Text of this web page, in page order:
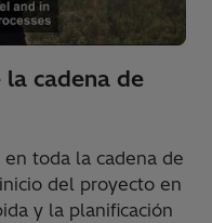
cadena de
toda la cadena de
del proyecto en
y la planificación